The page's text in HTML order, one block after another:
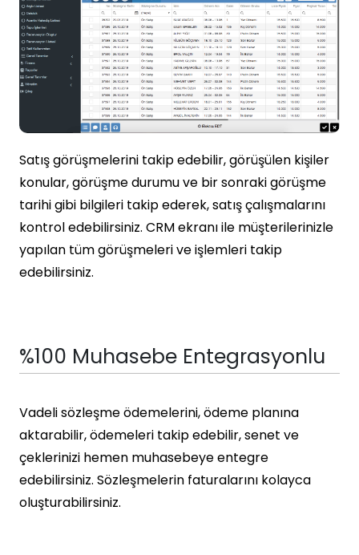
Satış görüşmelerini takip edebilir, görüşülen kişiler
konular, görüşme durumu ve bir sonraki görüşme
tarihi gibi bilgileri takip ederek, satış çalışmalarını
kontrol edebilirsiniz. CRM ekranı ile müşterilerinizle
yapılan tüm görüşmeleri ve işlemleri takip
edebilirsiniz.
%100 Muhasebe Entegrasyonlu
Vadeli sözleşme ödemelerini, ödeme planına
aktarabilir, ödemeleri takip edebilir, senet ve
çeklerinizi hemen muhasebeye entegre
edebilirsiniz. Sözleşmelerin faturalarını kolayca
oluşturabilirsiniz.